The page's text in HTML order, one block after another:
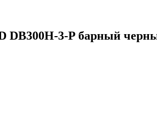
DB300H-3-P барный